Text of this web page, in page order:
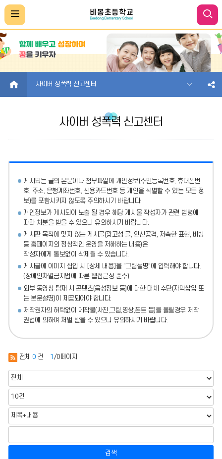
HOME 사이버 성폭력 신고센터
사이버 성폭력 신고센터
게시되는 글의 본문이나 첨부파일에
개인정보(주민등록번호, 휴대폰번
호, 주소, 은행계좌번호, 신용카드번호 등 개인을 식별할 수 있는 모든 정
보)를 포함시키지 않도록 주의하시기 바랍니다.
개인정보가 게시되어 노출 될 경우 해당 게시물 작성자가 관련 법령에
따라 처분을 받을 수 있으니 유의하시기 바랍니다.
게시판 목적에 맞지 않는 게시글(광고성 글, 인신공격, 저속한 표현, 비방
등 홈페이지의 정상적인 운영을 저해하는 내용)은
작성자에게 통보없이 삭제될 수 있습니다.
게시글에 이미지 삽입 시 [상세 내용]을 “그림설명”에 입력해야 합니다.
(장애인차별금지법에 따른 웹접근성 준수)
외부 동영상 탑재 시 콘텐츠(음성정보 등)에 대한 대체 수단(자막삽입 또
는 본문설명)이 제공되어야 합니다.
저작권자의 허락없이 제작물(사진,그림,영상,폰트 등)을 올릴경우 저작
권법에 의하여 처벌 받을 수 있으니 유의하시기 바랍니다.
전체 0 건 1 /0페이지
검색